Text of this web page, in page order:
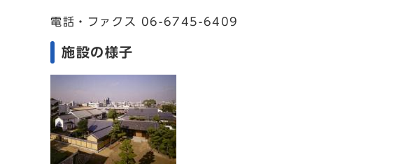
電話・ファクス 06-6745-6409
施設の様子